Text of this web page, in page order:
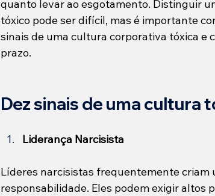
quanto levar ao esgotamento. Distinguir
tóxico pode ser difícil, mas é importante
sinais de uma cultura corporativa tóxica e
prazo.
Dez sinais de uma cultura
Liderança Narcisista
Líderes narcisistas frequentemente criam
responsabilidade. Eles podem exigir altos